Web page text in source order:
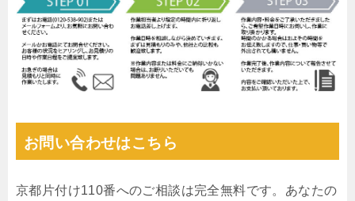
お問い合わせはこちら
京都片付け110番へのご相談は完全無料です。あなたの